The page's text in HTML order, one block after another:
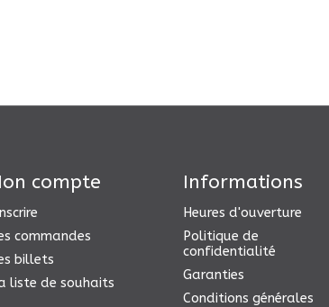
compte
commandes
billets
liste de souhaits
Informations
Heures d'ouverture
Politique de
confidentialité
Garanties
Conditions générales